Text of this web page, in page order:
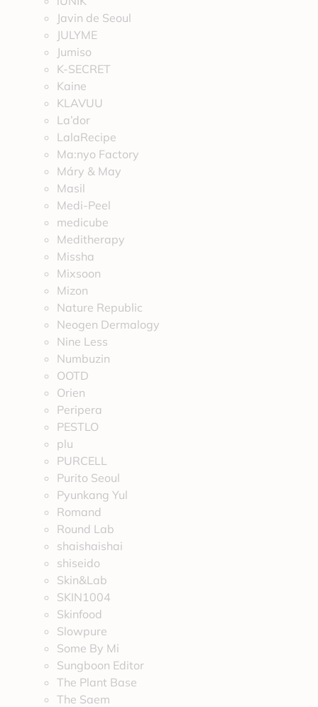
Javin de Seoul
JULYME
Jumiso
K-SECRET
Kaine
KLAVUU
La’dor
LalaRecipe
Ma:nyo Factory
Máry & May
Masil
Medi-Peel
medicube
Meditherapy
Missha
Mixsoon
Mizon
Nature Republic
Neogen Dermalogy
Nine Less
Numbuzin
OOTD
Orien
Peripera
PESTLO
plu
PURCELL
Purito Seoul
Pyunkang Yul
Romand
Round Lab
shaishaishai
shiseido
Skin&Lab
SKIN1004
Skinfood
Slowpure
Some By Mi
Sungboon Editor
The Plant Base
The Saem